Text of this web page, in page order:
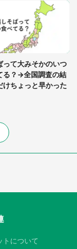
って大みそかのいつ
る？→全国調査の結
けちょっと早かった
トについて